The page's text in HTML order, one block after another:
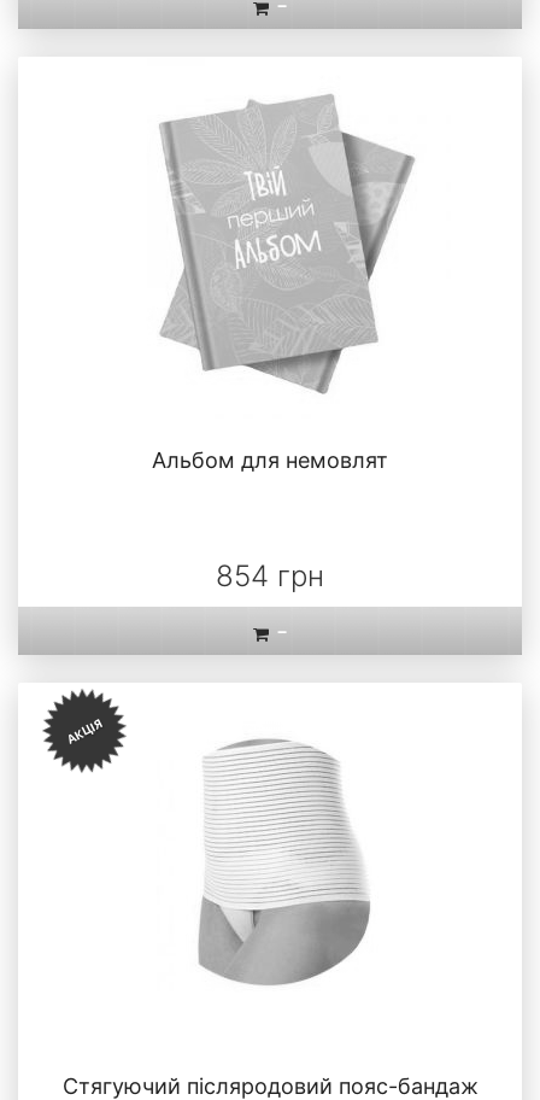
Альбом для немовлят
854 грн
-
Стягуючий післяродовий пояс-бандаж
АКЦІЯ